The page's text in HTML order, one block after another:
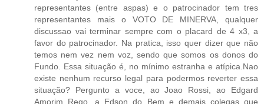
representantes (entre aspas) e o patrocinador tem tres
representantes mais o VOTO DE MINERVA, qualquer
discussao vai terminar sempre com o placard de 4 x3, a
favor do patrocinador. Na pratica, isso quer dizer que não
temos nem vez nem voz, sendo que somos os donos do
Fundo. Essa situação é, no mínimo estranha e atípica.Nao
existe nenhum recurso legal para podermos reverter essa
situação? Pergunto a voce, ao Joao Rossi, ao Edgard
Amorim Rego, a Edson do Bem e demais colegas que